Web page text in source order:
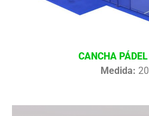
CANCHA
Medida: